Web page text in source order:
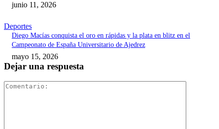
junio 11, 2026
Deportes
Diego Macías conquista el oro en rápidas y la plata en blitz en el
Campeonato de España Universitario de Ajedrez
mayo 15, 2026
Dejar una respuesta